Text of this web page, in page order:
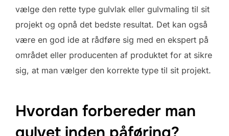
vælge den rette type gulvlak eller gulvmaling til sit
projekt og opnå det bedste resultat. Det kan også
være en god ide at rådføre sig med en ekspert på
området eller producenten af produktet for at sikre
sig, at man vælger den korrekte type til sit projekt.
Hvordan forbereder man